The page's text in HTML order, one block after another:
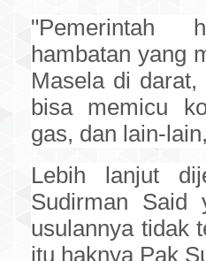
"Pemerintah
hambatan yang
Masela di
bisa memicu
gas, dan lain-
Lebih lanjut
Sudirman Said
usulannya tidak
itu haknya Pak